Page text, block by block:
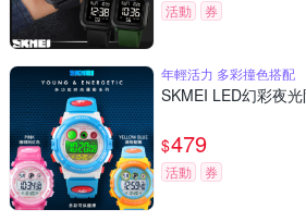
活動 券
年輕活力 多彩撞色搭配
SKMEI LED幻彩夜
$479
活動 券